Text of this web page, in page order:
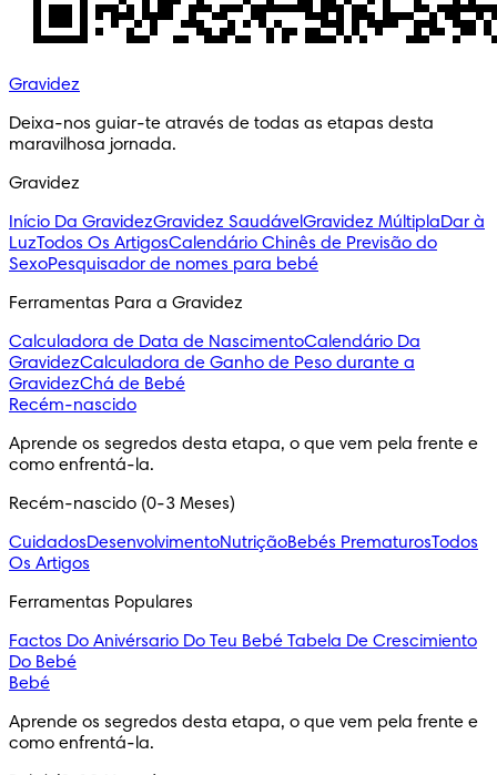
Gravidez
Deixa-nos guiar-te através de todas as etapas desta
maravilhosa jornada.
Gravidez
Início Da GravidezGravidez SaudávelGravidez MúltiplaDar à
LuzTodos Os ArtigosCalendário Chinês de Previsão do
SexoPesquisador de nomes para bebé
Ferramentas Para a Gravidez
Calculadora de Data de NascimentoCalendário Da
GravidezCalculadora de Ganho de Peso durante a
GravidezChá de Bebé
Recém-nascido
Aprende os segredos desta etapa, o que vem pela frente e
como enfrentá-la.
Recém-nascido (0-3 Meses)
CuidadosDesenvolvimentoNutriçãoBebés PrematurosTodos
Os Artigos
Ferramentas Populares
Factos Do Anivérsario Do Teu Bebé Tabela De Crescimiento
Do Bebé
Bebé
Aprende os segredos desta etapa, o que vem pela frente e
como enfrentá-la.